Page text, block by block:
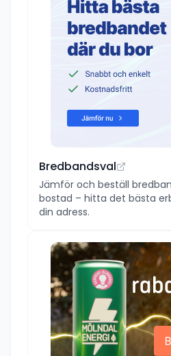
Bredbandsval
Jämför och beställ
bostad – hitta det bästa
din adress.